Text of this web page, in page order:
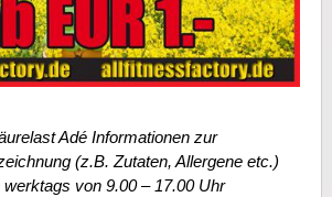
Adé Informationen zur
(z.B. Zutaten, Allergene etc.)
von 9.00 – 17.00 Uhr